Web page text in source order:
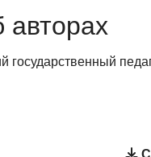
государственный